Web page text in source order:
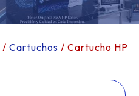
/ Cartuchos / Cartucho HP